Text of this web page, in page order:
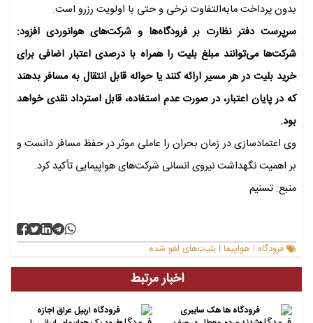
بدون پرداخت مابه‌التفاوت نرخی و حتی با اولویت رزرو است.
سرپرست دفتر نظارت بر فرودگاه‌ها و شرکت‌های هوانوردی افزود:
شرکت‌ها می‌توانند مبلغ بلیت را همراه با درصدی اعتبار اضافی برای
خرید بلیت در هر مسیر ارائه کنند یا حواله قابل انتقال به مسافر بدهند
که در پایان اعتبار، در صورت عدم استفاده، قابل استرداد نقدی خواهد
بود.
وی اعتمادسازی در زمان بحران را عاملی موثر در حفظ مسافر دانست و
بر اهمیت نگهداشت نیروی انسانی شرکت‌های هواپیمایی تأکید کرد.
منبع: تسنیم
فرودگاه | هواپیما | بلیت‌های لغو شده
اخبار مرتبط
فرودگاه ها هک سایبری
فرودگاه اربیل عراق اجازه